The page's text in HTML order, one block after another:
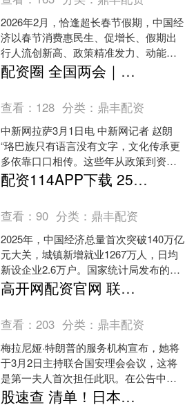
2026年2月，恰逢超长春节假期，中国经
济以春节消费惠民生、促增长、假期出
行人流创新高、政策精准发力、动能活
力加速集聚，为全年高质量发展筑牢基
础。 “年货上新”....
配资圈 全国两会｜全国人大代表扎西江村：守护珞巴文化&#32;为人口较少民族“代言”
查看： 128 分类： 鼎丰配资
中新网拉萨3月1日电 中新网记者 赵朗
“珞巴族只有语言没有文字，文化传承更
多依靠口口相传。这些年从政策到资
金，支持力度不断加大，但我仍希望能
有更多专业人才投身....
配资114APP下载 25年经济社会发展成绩单来了 成色足动能增
查看：90 分类： 鼎丰配资
2025年，中国经济总量首次突破140万亿
元大关，城镇新增就业1267万人，日均
新设企业2.6万户。国家统计局发布的
2025年国民经济和社会发展统计公报显
示，一....
高开网配资官网 联合国：特朗普夫人将主持安理会会议 聚焦教育与和平
查看：203 分类： 鼎丰配资
梅拉尼娅·特朗普的服务机构宣布，她将
于3月2日主持联合国安理会会议，这将
是第一夫人首次担任此职。在公告中提
到，梅拉尼娅将在美国担任安理会轮值
主席国期间敲响木槌，....
股速查 清单！日本留学音乐类/美术类专业与院校一览！